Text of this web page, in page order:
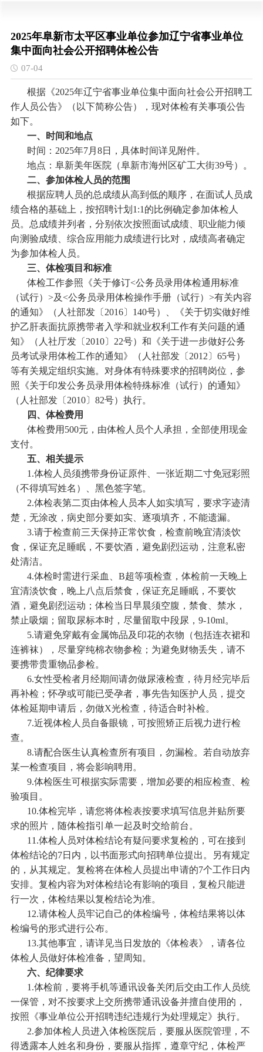
2025年阜新市太平区事业单位参加辽宁省事业单位
集中面向社会公开招聘体检公告
07-04
根据《2025年辽宁省事业单位集中面向社会公开招聘工
作人员公告》（以下简称公告），现对体检有关事项公告
如下。
一、时间和地点
时间： 2025年7月8日，具体时间详见附件。
地点：阜新美年医院（阜新市海州区矿工大街39号）。
二、参加体检人员的范围
根据应聘人员的总成绩从高到低的顺序，在面试人员成
绩合格的基础上，按招聘计划 1:1的比例确定参加体检人
员。总成绩并列者，分别依次按照面试成绩、职业能力倾
向测验成绩、综合应用能力成绩进行比对，成绩高者确定
为参加体检人员。
三、体检项目和标准
体检工作参照《关于修订<公务员录用体检通用标准
（试行）>及<公务员录用体检操作手册（试行）>有关内容
的通知》（人社部发〔2016〕140号）、《关于切实做好维
护乙肝表面抗原携带者入学和就业权利工作有关问题的通
知》（人社厅发〔2010〕22号）和《关于进一步做好公务
员考试录用体检工作的通知》（人社部发〔2012〕65号）
等有关规定组织实施。对身体有特殊要求的招聘岗位，参
照《关于印发公务员录用体检特殊标准（试行）的通知》
（人社部发〔2010〕82号）执行。
四、体检费用
体检费用 500元，由体检人员个人承担，全部使用现金
支付。
五、相关提示
1.体检人员须携带身份证原件、一张近期二寸免冠彩照
（不得填写姓名）、黑色签字笔。
2.体检表第二页由体检人员本人如实填写，要求字迹清
楚，无涂改，病史部分要如实、逐项填齐，不能遗漏。
3.请于检查前三天保持正常饮食，检查前晚宜清淡饮
食，保证充足睡眠，不要饮酒，避免剧烈运动，注意私密
处清洁。
4.体检时需进行采血、B超等项检查，体检前一天晚上
宜清淡饮食，晚上八点后禁食，保证充足睡眠，不要饮
酒，避免剧烈运动；体检当日早晨须空腹，禁食、禁水，
禁止吸烟；留取尿标本时，尽量留取中段尿，9-10ml。
5.请避免穿戴有金属饰品及印花的衣物（包括连衣裙和
连裤袜），尽量穿纯棉衣物参检；为避免财物丢失，请不
要携带贵重物品参检。
6.女性受检者月经期间请勿做尿液检查，待月经完毕后
再补检；怀孕或可能已受孕者，事先告知医护人员，提交
体检延期申请后，勿做X光检查，待适合时补检。
7.近视体检人员自备眼镜，可按照矫正后视力进行检
查。
8.请配合医生认真检查所有项目，勿漏检。若自动放弃
某一检查项目，将会影响聘用。
9.体检医生可根据实际需要，增加必要的相应检查、检
验项目。
10.体检完毕，请您将体检表按要求填写信息并贴所要
求的照片，随体检指引单一起及时交给前台。
11.体检人员对体检结论有疑问要求复检的，可在接到
体检结论的7日内，以书面形式向招聘单位提出。另有规定
的，从其规定。复检将在体检人员提出申请的7个工作日内
安排。复检内容为对体检结论有影响的项目，复检只能进
行一次，体检结果以复检结论为准。
12.请体检人员牢记自己的体检编号，体检结果将以体
检编号的形式进行公布。
13.其他事宜，请详见当日发放的《体检表》，请各位
体检人员做好体检准备，望周知。
六、纪律要求
1.体检前，要将手机等通讯设备关闭后交由工作人员统
一保管，对不按要求上交所携带通讯设备并擅自使用的，
按照《事业单位公开招聘违纪违规行为处理规定》执行。
2.参加体检人员进入体检医院后，要服从医院管理，不
得透露本人姓名和身份，要服从指挥，遵章守纪，体检严